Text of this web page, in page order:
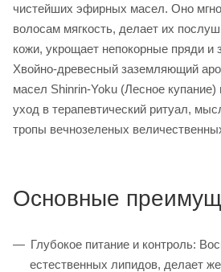
чистейших эфирных масел. Оно
волосам мягкость, делает их
кожи, укрощает непокорные пряди и
Хвойно-древесный заземляющий
масел Shinrin-Yoku (Лесное
уход в терапевтический ритуал,
тропы вечнозеленых
Основные
Глубокое питание и контроль:
естественных липидов, делает